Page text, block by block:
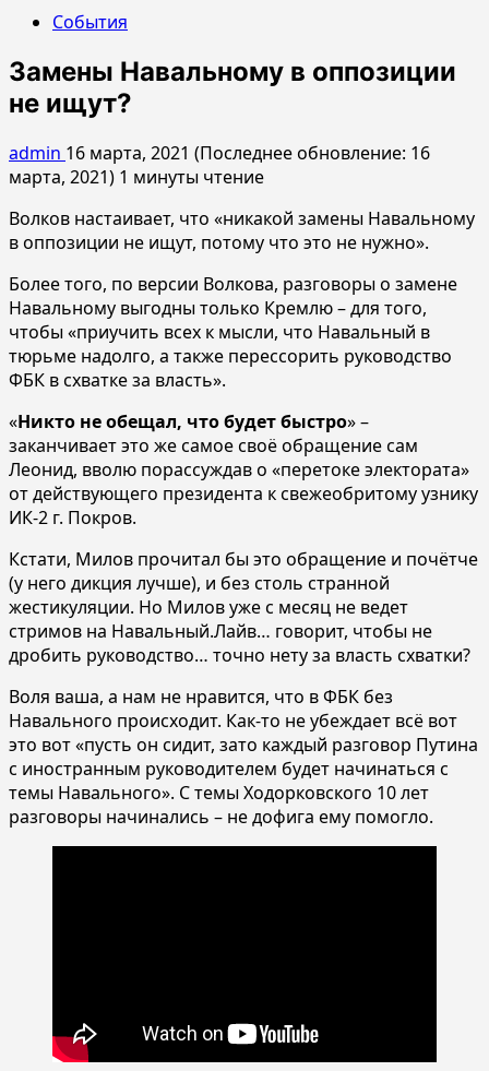
События
Замены Навальному в оппозиции
не ищут?
admin 16 марта, 2021 (Последнее обновление: 16
марта, 2021) 1 минуты чтение
Волков настаивает, что «никакой замены Навальному
в оппозиции не ищут, потому что это не нужно».
Более того, по версии Волкова, разговоры о замене
Навальному выгодны только Кремлю – для того,
чтобы «приучить всех к мысли, что Навальный в
тюрьме надолго, а также перессорить руководство
ФБК в схватке за власть».
«Никто не обещал, что будет быстро» –
заканчивает это же самое своё обращение сам
Леонид, вволю порассуждав о «перетоке электората»
от действующего президента к свежеобритому узнику
ИК-2 г. Покров.
Кстати, Милов прочитал бы это обращение и почётче
(у него дикция лучше), и без столь странной
жестикуляции. Но Милов уже с месяц не ведет
стримов на Навальный.Лайв… говорит, чтобы не
дробить руководство… точно нету за власть схватки?
Воля ваша, а нам не нравится, что в ФБК без
Навального происходит. Как-то не убеждает всё вот
это вот «пусть он сидит, зато каждый разговор Путина
с иностранным руководителем будет начинаться с
темы Навального». С темы Ходорковского 10 лет
разговоры начинались – не дофига ему помогло.